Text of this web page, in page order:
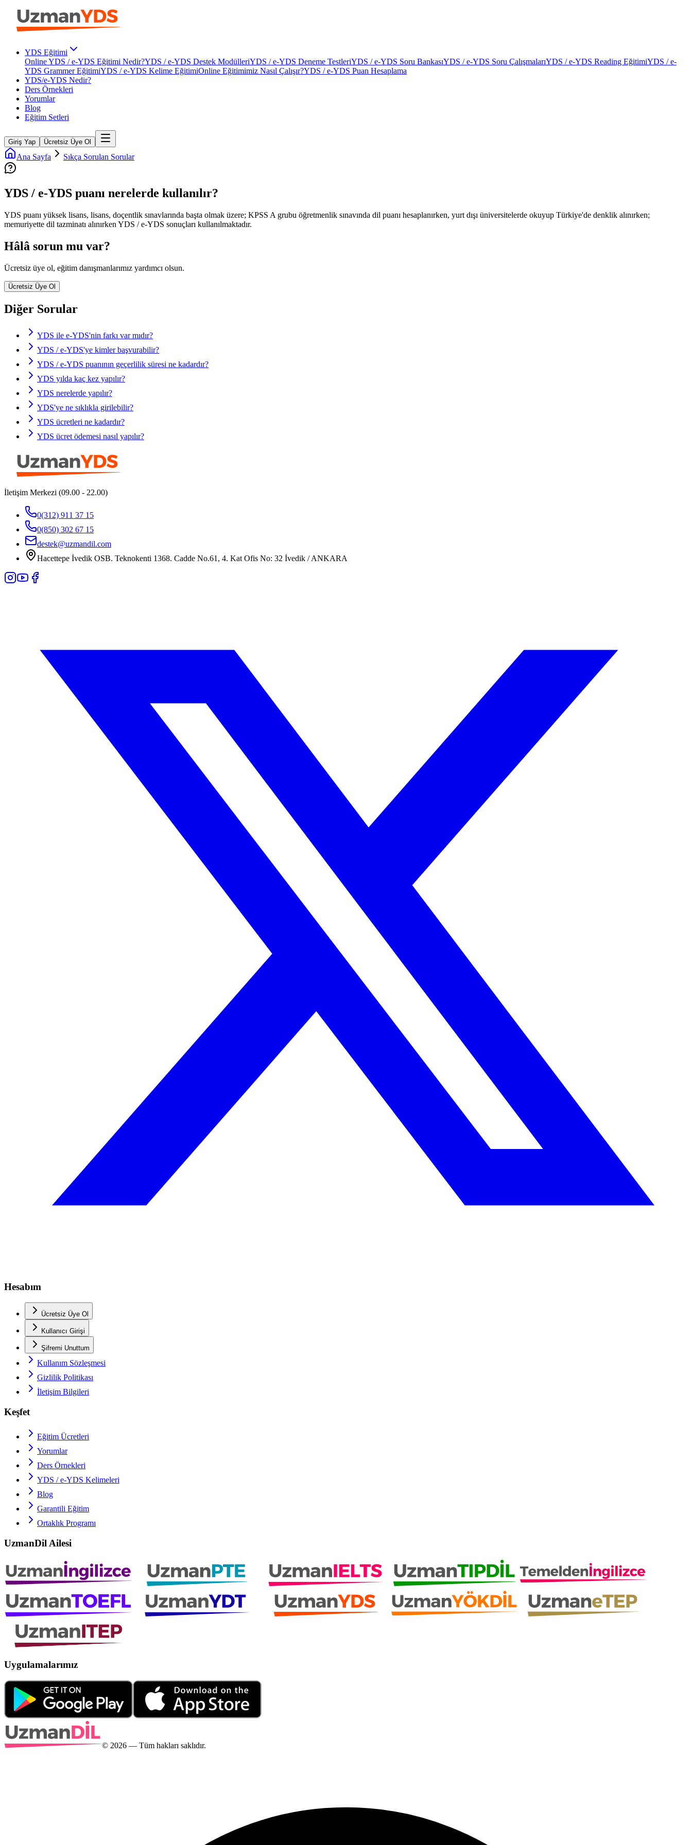
YDS Eğitimi
Online YDS / e-YDS Eğitimi Nedir?YDS / e-YDS Destek ModülleriYDS / e-YDS Deneme TestleriYDS / e-YDS Soru BankasıYDS / e-YDS Soru ÇalışmalarıYDS / e-YDS Reading EğitimiYDS / e-
YDS Grammer EğitimiYDS / e-YDS Kelime EğitimiOnline Eğitimimiz Nasıl Çalışır?YDS / e-YDS Puan Hesaplama
YDS/e-YDS Nedir?
Ders Örnekleri
Yorumlar
Blog
Eğitim Setleri
Giriş Yap Ücretsiz Üye Ol
Ana Sayfa Sıkça Sorulan Sorular
YDS / e-YDS puanı nerelerde kullanılır?
YDS puanı yüksek lisans, lisans, doçentlik sınavlarında başta olmak üzere; KPSS A grubu öğretmenlik sınavında dil puanı hesaplanırken, yurt dışı üniversitelerde okuyup Türkiye'de denklik alınırken;
memuriyette dil tazminatı alınırken YDS / e-YDS sonuçları kullanılmaktadır.
Hâlâ sorun mu var?
Ücretsiz üye ol, eğitim danışmanlarımız yardımcı olsun.
Ücretsiz Üye Ol
Diğer Sorular
YDS ile e-YDS'nin farkı var mıdır?
YDS / e-YDS'ye kimler başvurabilir?
YDS / e-YDS puanının geçerlilik süresi ne kadardır?
YDS yılda kaç kez yapılır?
YDS nerelerde yapılır?
YDS'ye ne sıklıkla girilebilir?
YDS ücretleri ne kadardır?
YDS ücret ödemesi nasıl yapılır?
İletişim Merkezi (09.00 - 22.00)
0(312) 911 37 15
0(850) 302 67 15
destek@uzmandil.com
Hacettepe İvedik OSB. Teknokenti 1368. Cadde No.61, 4. Kat Ofis No: 32 İvedik / ANKARA
Hesabım
Ücretsiz Üye Ol
Kullanıcı Girişi
Şifremi Unuttum
Kullanım Sözleşmesi
Gizlilik Politikası
İletişim Bilgileri
Keşfet
Eğitim Ücretleri
Yorumlar
Ders Örnekleri
YDS / e-YDS Kelimeleri
Blog
Garantili Eğitim
Ortaklık Programı
UzmanDil Ailesi
Uygulamalarımız
© 2026 — Tüm hakları saklıdır.